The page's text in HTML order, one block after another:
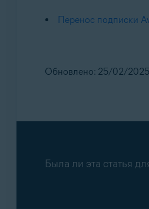
Перенос подписки
Обновлено: 25/02/2025
Была ли эта статья